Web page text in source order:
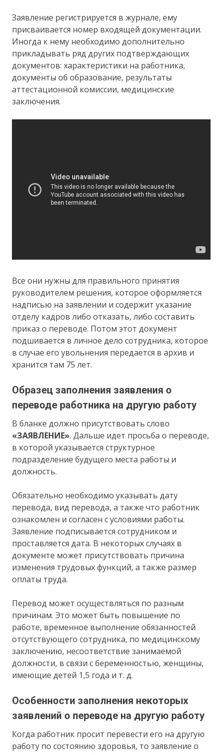
Заявление регистрируется в журнале, ему
присваивается номер входящей документации.
Иногда к нему необходимо дополнительно
прикладывать ряд других подтверждающих
документов: характеристики на работника,
документы об образование, результаты
аттестационной комиссии, медицинские
заключения.
Все они нужны для правильного принятия
руководителем решения, которое оформляется
надписью на заявлении и содержит указание
отделу кадров либо отказать, либо составить
приказ о переводе. Потом этот документ
подшивается в личное дело сотрудника, которое
в случае его увольнения передается в архив и
хранится там 75 лет.
Образец заполнения заявления о
переводе работника на другую работу
В бланке должно присутствовать слово
«ЗАЯВЛЕНИЕ». Дальше идет просьба о переводе,
в которой указывается структурное
подразделение будущего места работы и
должность.
Обязательно необходимо указывать дату
перевода, вид перевода, а также что работник
ознакомлен и согласен с условиями работы.
Заявление подписывается сотрудником и
проставляется дата. В некоторых случаях в
документе может присутствовать причина
изменения трудовых функций, а также размер
оплаты труда.
Перевод может осуществляться по разным
причинам. Это может быть повышение по
работе, временное выполнение обязанностей
отсутствующего сотрудника, по медицинскому
заключению, несоответствие занимаемой
должности, в связи с беременностью, женщины,
имеющие детей 1,5 года и т. д.
Особенности заполнения некоторых
заявлений о переводе на другую работу
Когда работник просит перевести его на другую
работу по состоянию здоровья, то заявление о